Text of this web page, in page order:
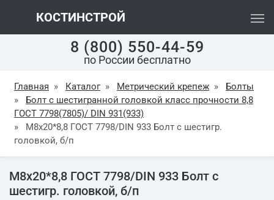
КОСТИНСТРОЙ
8 (800) 550-44-59
по России бесплатно
Главная » Каталог » Метрический крепеж »
Болты
»
Болт с шестигранной головкой класс прочности 8,8
ГОСТ 7798(7805)/ DIN 931(933)
»
М8х20*8,8 ГОСТ 7798/DIN 933 Болт с шестигр.
головкой, б/п
М8х20*8,8 ГОСТ 7798/DIN 933 Болт с
шестигр. головкой, б/п